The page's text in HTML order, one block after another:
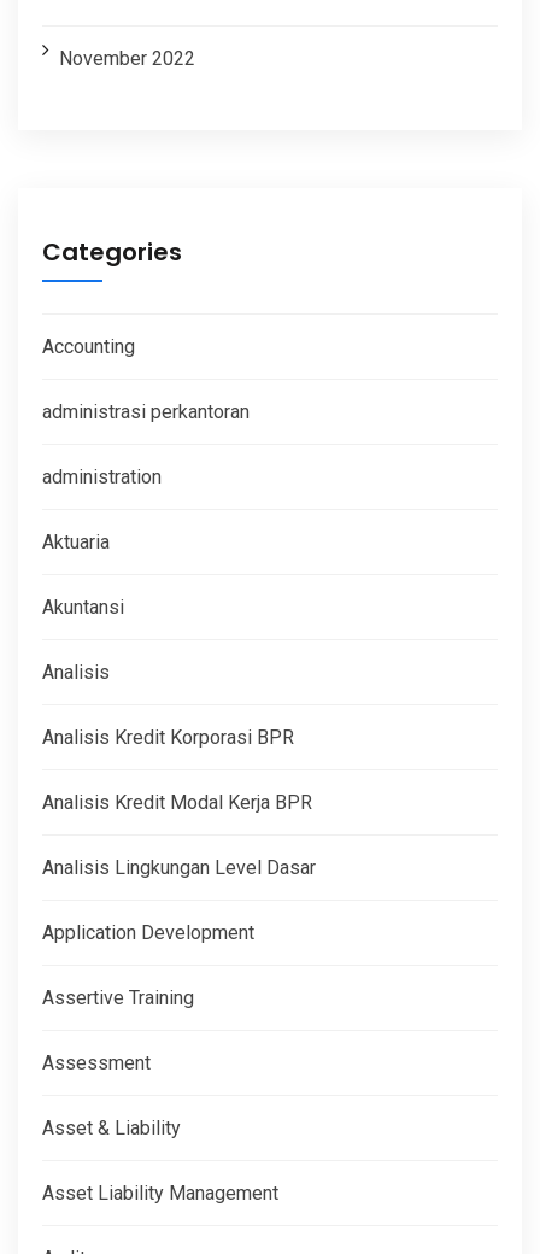
November 2022
Categories
Accounting
administrasi perkantoran
administration
Aktuaria
Akuntansi
Analisis
Analisis Kredit Korporasi BPR
Analisis Kredit Modal Kerja BPR
Analisis Lingkungan Level Dasar
Application Development
Assertive Training
Assessment
Asset & Liability
Asset Liability Management